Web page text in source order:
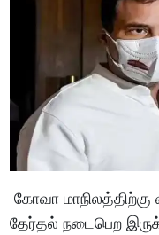
கோவா
தேர்தல் நடைபெற